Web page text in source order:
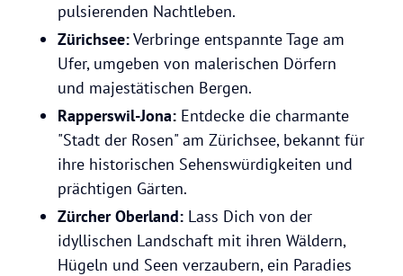
pulsierenden Nachtleben.
Zürichsee:Verbringe entspannte Tage am
Ufer, umgeben von malerischen Dörfern
und majestätischen Bergen.
Rapperswil-Jona: Entdecke die charmante
"Stadt der Rosen" am Zürichsee, bekannt für
ihre historischen Sehenswürdigkeiten und
prächtigen Gärten.
Zürcher Oberland: Lass Dich von der
idyllischen Landschaft mit ihren Wäldern,
Hügeln und Seen verzaubern, ein Paradies